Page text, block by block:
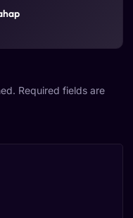
Required fields are